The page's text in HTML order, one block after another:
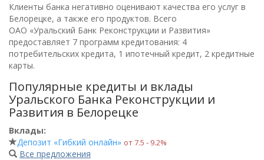
Клиенты банка негативно оценивают качества его услуг в
Белорецке, а также его продуктов. Всего
ОАО «Уральский Банк Реконструкции и Развития»
предоставляет 7 программ кредитования: 4
потребительских кредита, 1 ипотечный кредит, 2 кредитные
карты.
Популярные кредиты и вклады
Уральского Банка Реконструкции и
Развития в Белорецке
Вклады:
Депозит «Гибкий онлайн» от 7.5 ‑ 9.2%
Все предложения